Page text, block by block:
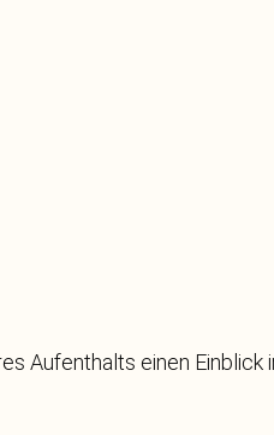
Aufenthalts einen Einblick